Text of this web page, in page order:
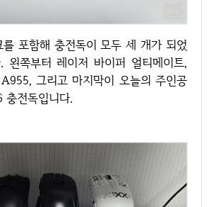
왼쪽부터 레이저 바이퍼 얼티메이트,
그리고 마지막이 오늘의 주인공
충전독입니다.